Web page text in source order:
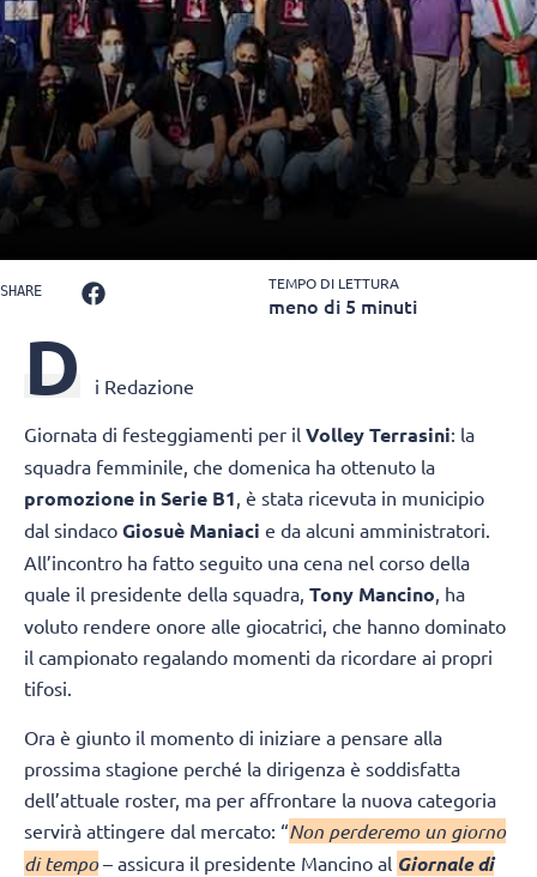
SHARE TEMPO DI LETTURA
meno di 5 minuti
D i Redazione
Giornata di festeggiamenti per il Volley Terrasini: la
squadra femminile, che domenica ha ottenuto la
promozione in Serie B1, è stata ricevuta in municipio
dal sindaco Giosuè Maniaci e da alcuni amministratori.
All’incontro ha fatto seguito una cena nel corso della
quale il presidente della squadra, Tony Mancino, ha
voluto rendere onore alle giocatrici, che hanno dominato
il campionato regalando momenti da ricordare ai propri
tifosi.
Ora è giunto il momento di iniziare a pensare alla
prossima stagione perché la dirigenza è soddisfatta
dell’attuale roster, ma per affrontare la nuova categoria
servirà attingere dal mercato: “Non perderemo un giorno
di tempo– assicura il presidente Mancino al Giornale di